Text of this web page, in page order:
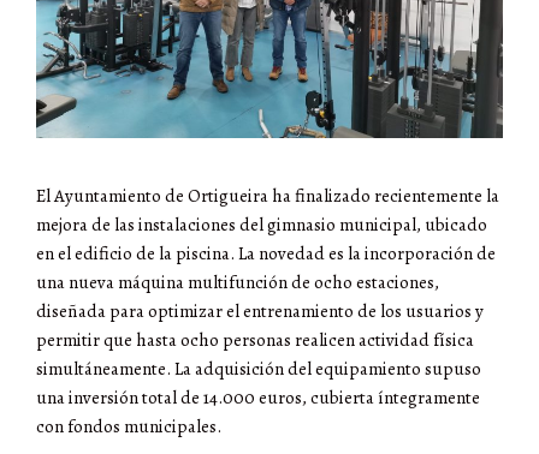
El Ayuntamiento de Ortigueira ha finalizado recientemente la
mejora de las instalaciones del gimnasio municipal, ubicado
en el edificio de la piscina. La novedad es la incorporación de
una nueva máquina multifunción de ocho estaciones,
diseñada para optimizar el entrenamiento de los usuarios y
permitir que hasta ocho personas realicen actividad física
simultáneamente. La adquisición del equipamiento supuso
una inversión total de 14.000 euros, cubierta íntegramente
con fondos municipales.